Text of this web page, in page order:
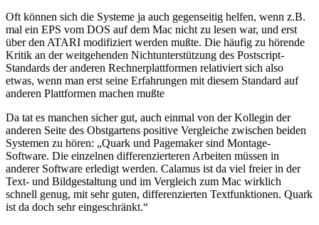
Oft können sich die Systeme ja auch gegenseitig helfen, wenn z.B.
mal ein EPS vom DOS auf dem Mac nicht zu lesen war, und erst
über den ATARI modifiziert werden mußte. Die häufig zu hörende
Kritik an der weitgehenden Nichtunterstützung des Postscript-
Standards der anderen Rechnerplattformen relativiert sich also
etwas, wenn man erst seine Erfahrungen mit diesem Standard auf
anderen Plattformen machen mußte
Da tat es manchen sicher gut, auch einmal von der Kollegin der
anderen Seite des Obstgartens positive Vergleiche zwischen beiden
Systemen zu hören: „Quark und Pagemaker sind Montage-
Software. Die einzelnen differenzierteren Arbeiten müssen in
anderer Software erledigt werden. Calamus ist da viel freier in der
Text- und Bildgestaltung und im Vergleich zum Mac wirklich
schnell genug, mit sehr guten, differenzierten Textfunktionen. Quark
ist da doch sehr eingeschränkt.“